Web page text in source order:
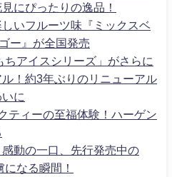
にぴったりの逸品！
いフルーツ味『ミックスベ
ー』が全国発売
ちアイスシリーズ」がさらに
！約3年ぶりのリニューアル
に
ティーの至福体験！ハーゲン
動の一口、先行発売中の
になる瞬間！